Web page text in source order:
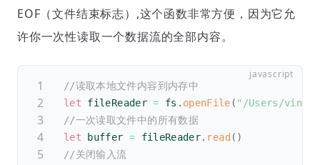
EOF（文件结束标志）,这个函数非常方便，因为它允
许你一次性读取一个数据流的全部内容。
//读取本地文件内容到内存中
let fileReader = fs . openFile ( "/Users/vino/
//一次读取文件中的所有数据
let buffer = fileReader. read ( )
//关闭输入流